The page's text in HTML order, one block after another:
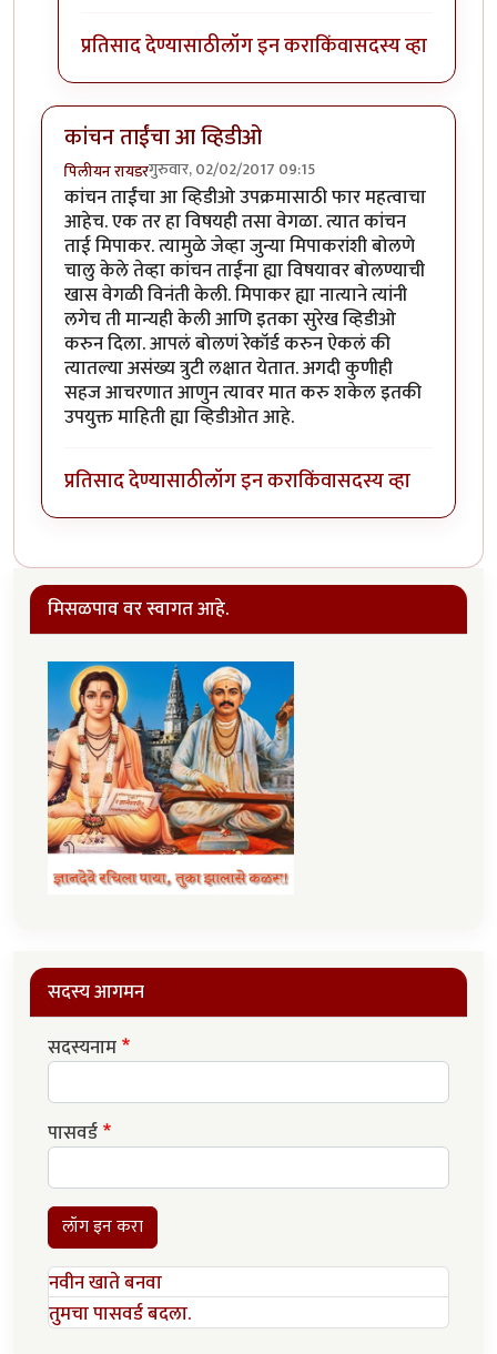
प्रतिसाद देण्यासाठीलॉग इन कराकिंवासदस्य व्हा
कांचन ताईंचा आ व्हिडीओ
पिलीयन रायडरगुरुवार, 02/02/2017 09:15
कांचन ताईंचा आ व्हिडीओ उपक्रमासाठी फार महत्वाचा
आहेच. एक तर हा विषयही तसा वेगळा. त्यात कांचन
ताई मिपाकर. त्यामुळे जेव्हा जुन्या मिपाकरांशी बोलणे
चालु केले तेव्हा कांचन ताईंना ह्या विषयावर बोलण्याची
खास वेगळी विनंती केली. मिपाकर ह्या नात्याने त्यांनी
लगेच ती मान्यही केली आणि इतका सुरेख व्हिडीओ
करुन दिला. आपलं बोलणं रेकॉर्ड करुन ऐकलं की
त्यातल्या असंख्य त्रुटी लक्षात येतात. अगदी कुणीही
सहज आचरणात आणुन त्यावर मात करु शकेल इतकी
उपयुक्त माहिती ह्या व्हिडीओत आहे.
प्रतिसाद देण्यासाठीलॉग इन कराकिंवासदस्य व्हा
मिसळपाव वर स्वागत आहे.
सदस्य आगमन
सदस्यनाम
पासवर्ड
लॉग इन करा
नवीन खाते बनवा
तुमचा पासवर्ड बदला.